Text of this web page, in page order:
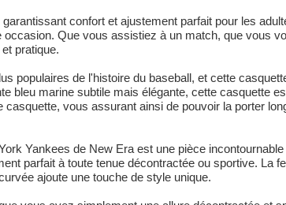
confort et ajustement parfait pour les
Que vous assistiez à un match, que vous
pratique.
populaires de l'histoire du baseball, et cette
bleu marine subtile mais élégante, cette casquette
vous assurant ainsi de pouvoir la porter
Yankees de New Era est une pièce
parfait à toute tenue décontractée ou sportive. La
ajoute une touche de style unique.